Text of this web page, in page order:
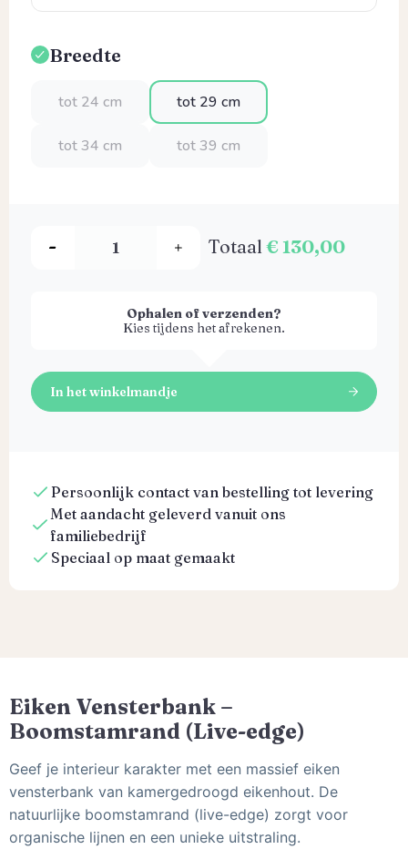
Selecteer
Breedte
tot 24 cm tot 29 cm
tot 34 cm tot 39 cm
Totaal € 130,00
Ophalen of verzenden?
Kies tijdens het afrekenen.
In het winkelmandje
Persoonlijk contact van bestelling tot levering
Met aandacht geleverd vanuit ons
familiebedrijf
Speciaal op maat gemaakt
Eiken Vensterbank –
Boomstamrand (Live-edge)
Geef je interieur karakter met een massief eiken
vensterbank van kamergedroogd eikenhout. De
natuurlijke boomstamrand (live-edge) zorgt voor
organische lijnen en een unieke uitstraling.